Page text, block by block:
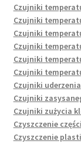
Czujniki
Czujniki
Czujniki
Czujniki
Czujniki
Czujniki
Czujniki uderzenia
Czujniki
Czujniki zużycia
Czyszczenie części
Czyszczenie